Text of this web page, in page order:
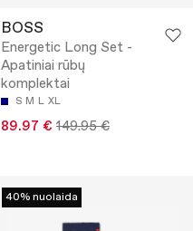
BOSS
Energetic Long Set -
Apatiniai rūbų
komplektai
S M L XL
89.97 € 149.95 €
40% nuolaida